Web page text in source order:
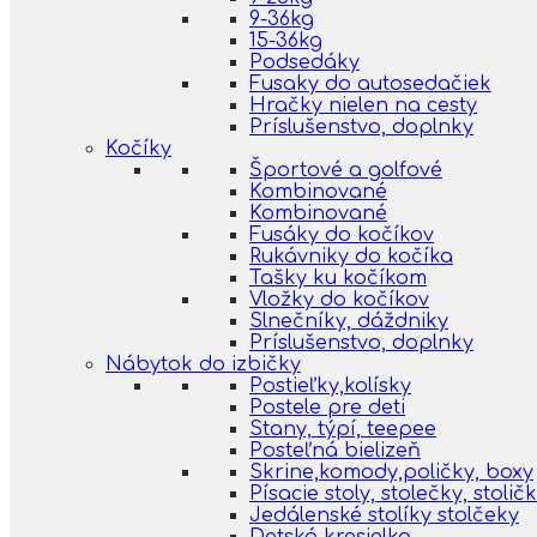
9-36kg
15-36kg
Podsedáky
Fusaky do autosedačiek
Hračky nielen na cesty
Príslušenstvo, doplnky
Kočíky
Športové a golfové
Kombinované
Kombinované
Fusáky do kočíkov
Rukávniky do kočíka
Tašky ku kočíkom
Vložky do kočíkov
Slnečníky, dáždniky
Príslušenstvo, doplnky
Nábytok do izbičky
Postieľky,kolísky
Postele pre deti
Stany, týpí, teepee
Posteľná bielizeň
Skrine,komody,poličky, boxy
Písacie stoly, stolečky,
Jedálenské stolíky stolčeky